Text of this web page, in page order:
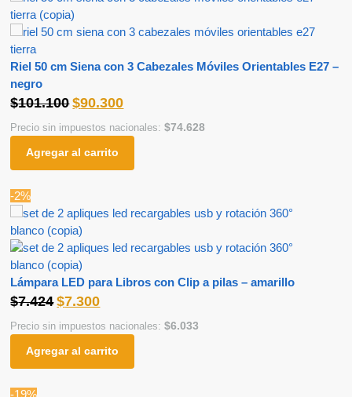
Riel 50 cm Siena con 3 Cabezales Móviles Orientables E27 –
negro
$101.100 $90.300
Precio sin impuestos nacionales:$74.628
Agregar al carrito
-2%
Lámpara LED para Libros con Clip a pilas – amarillo
$7.424 $7.300
Precio sin impuestos nacionales:$6.033
Agregar al carrito
-19%